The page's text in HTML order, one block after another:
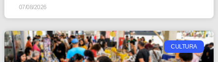
07/08/2026
CULTURA